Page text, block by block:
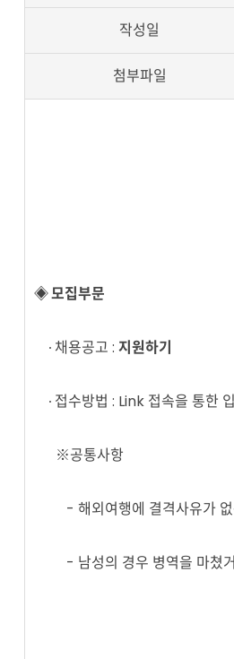
작성일
첨부파일
◈ 모집부문
∙ 채용공고 : 지원하기
∙ 접수방법 : Link 접속을 통한
※공통사항
- 해외여행에 결격사유가 없
- 남성의 경우 병역을 마쳤거